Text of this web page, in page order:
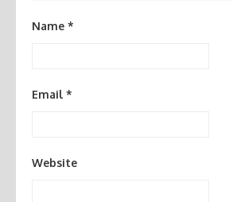
Name *
Email *
Website